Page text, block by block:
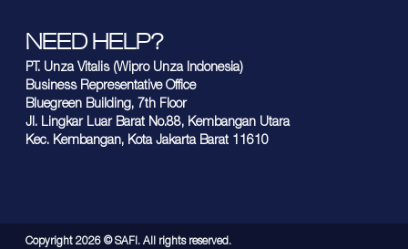
NEED HELP?
PT. Unza Vitalis (Wipro Unza Indonesia)
Business Representative Office
Bluegreen Building, 7th Floor
Jl. Lingkar Luar Barat No.88, Kembangan Utara
Kec. Kembangan, Kota Jakarta Barat 11610
Copyright 2026 © SAFI. All rights reserved.